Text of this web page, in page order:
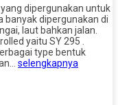
dipergunakan untuk
banyak dipergunakan di
laut bahkan jalan.
yaitu SY 295 .
type bentuk
selengkapnya